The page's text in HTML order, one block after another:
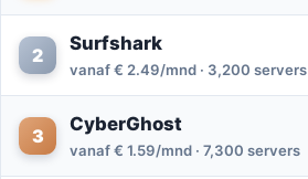
2
Surfshark
vanaf € 2.49/mnd · 3,200 servers
3
CyberGhost
vanaf € 1.59/mnd · 7,300 servers